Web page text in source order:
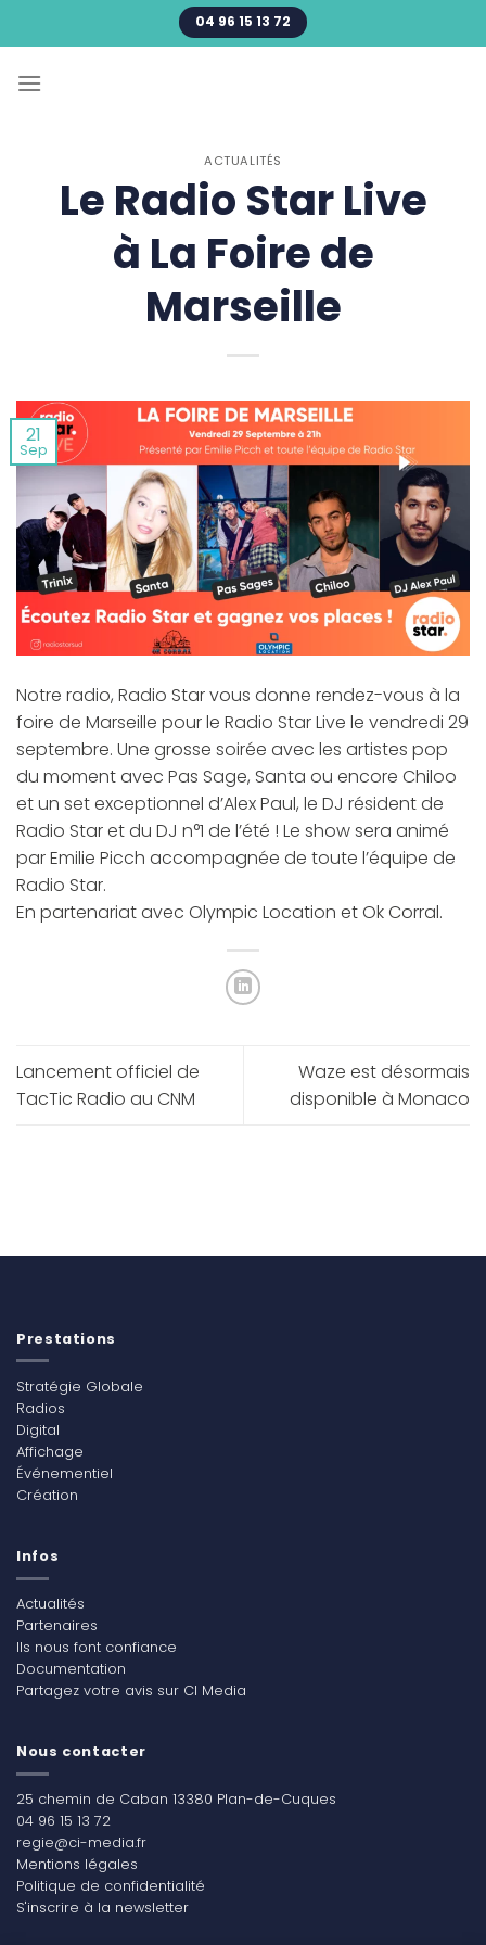
au
04 96 15 13 72
ACTUALITÉS
Le Radio Star Live
à La Foire de
Marseille
21
Sep
Notre radio, Radio Star vous donne rendez-vous à la
foire de Marseille pour le Radio Star Live le vendredi 29
septembre. Une grosse soirée avec les artistes pop
du moment avec Pas Sage, Santa ou encore Chiloo
et un set exceptionnel d’Alex Paul, le DJ résident de
Radio Star et du DJ n°1 de l’été ! Le show sera animé
par Emilie Picch accompagnée de toute l’équipe de
Radio Star.
En partenariat avec Olympic Location et Ok Corral.
Lancement officiel de
TacTic Radio au CNM
Waze est désormais
disponible à Monaco
Prestations
Stratégie Globale
Radios
Digital
Affichage
Événementiel
Création
Infos
Actualités
Partenaires
Ils nous font confiance
Documentation
Partagez votre avis sur CI Media
Nous contacter
25 chemin de Caban 13380 Plan-de-Cuques
04 96 15 13 72
regie@ci-media.fr
Mentions légales
Politique de confidentialité
S'inscrire à la newsletter